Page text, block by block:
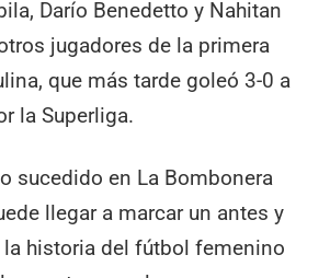
Darío Benedetto y Nahitan
jugadores de la primera
que más tarde goleó 3-0 a
la Superliga.
sucedido en La Bombonera
llegar a marcar un antes y
la historia del fútbol femenino